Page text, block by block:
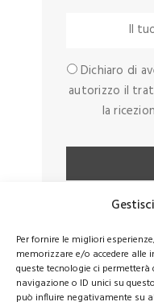
Per fornire le migliori
memorizzare e/o accedere
queste tecnologie ci
navigazione o ID unici su
può influire negativamente su
Dichiaro di
autorizzo il
la